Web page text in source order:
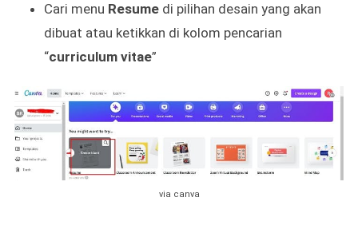
Cari menu Resume di pilihan desain yang akan
dibuat atau ketikkan di kolom pencarian
“curriculum vitae”
via canva